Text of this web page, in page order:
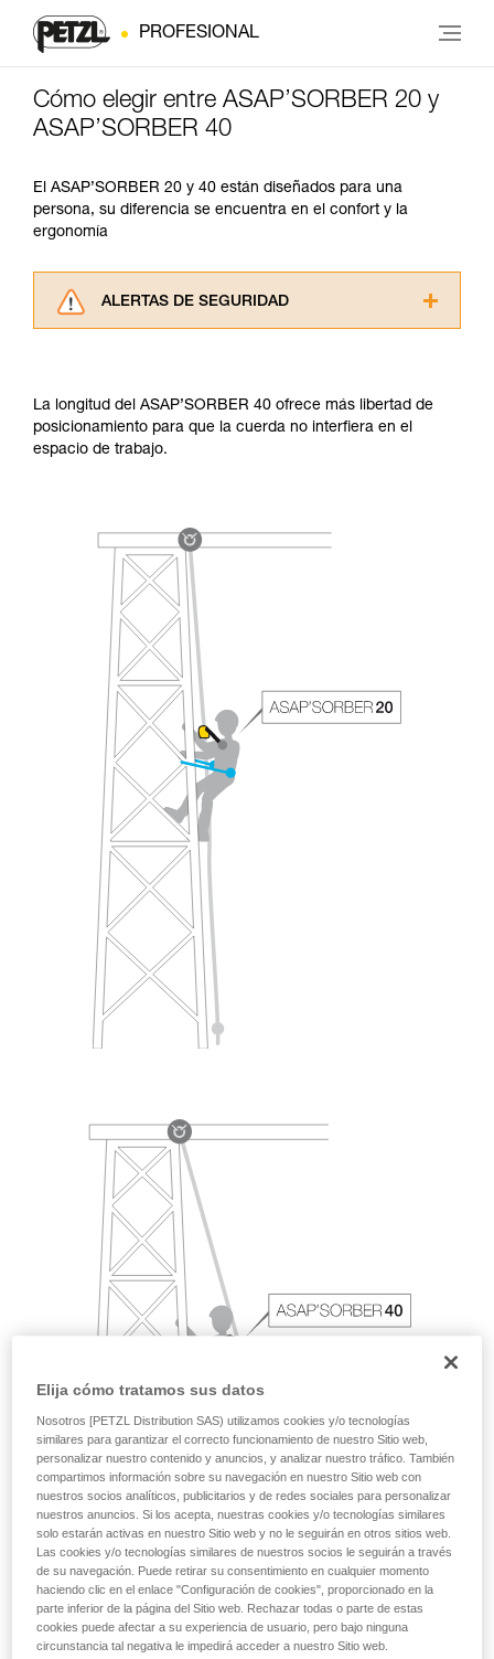
PROFESIONAL
Cómo elegir entre ASAP’SORBER 20 y
ASAP’SORBER 40
El ASAP’SORBER 20 y 40 están diseñados para una
persona, su diferencia se encuentra en el confort y la
ergonomía
ALERTAS DE SEGURIDAD
información de la ficha técnica para poder
comprender este complemento informativo.
Dominar estas técnicas requiere una formación
seguridad, antes de ejecutarlas de forma
autónoma.
Damos ejemplos de técnicas relacionadas con
su actividad. Pueden existir otras que no
describimos aquí.
La longitud del ASAP’SORBER 40 ofrece más libertad de
posicionamiento para que la cuerda no interfiera en el
espacio de trabajo.
Elija cómo tratamos sus datos
Nosotros [PETZL Distribution SAS) utilizamos cookies y/o tecnologías
similares para garantizar el correcto funcionamiento de nuestro Sitio web,
personalizar nuestro contenido y anuncios, y analizar nuestro tráfico. También
compartimos información sobre su navegación en nuestro Sitio web con
nuestros socios analíticos, publicitarios y de redes sociales para personalizar
nuestros anuncios. Si los acepta, nuestras cookies y/o tecnologías similares
solo estarán activas en nuestro Sitio web y no le seguirán en otros sitios web.
Las cookies y/o tecnologías similares de nuestros socios le seguirán a través
de su navegación. Puede retirar su consentimiento en cualquier momento
haciendo clic en el enlace "Configuración de cookies", proporcionado en la
parte inferior de la página del Sitio web. Rechazar todas o parte de estas
cookies puede afectar a su experiencia de usuario, pero bajo ninguna
circunstancia tal negativa le impedirá acceder a nuestro Sitio web.